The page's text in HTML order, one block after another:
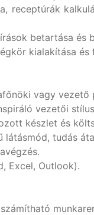
receptúrák
betartása és
kialakítása és
vagy vezető
vezetői
készlet és
látásmód, tudás
Excel, Outlook).